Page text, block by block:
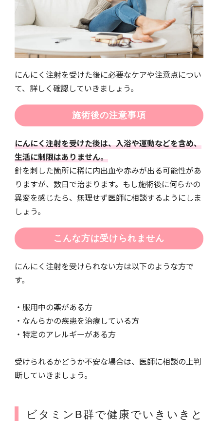
にんにく注射を受けた後に必要なケアや注意点につい
て、詳しく確認していきましょう。
施術後の注意事項
にんにく注射を受けた後は、入浴や運動などを含め、
生活に制限はありません。
針を刺した箇所に稀に内出血や赤みが出る可能性があ
りますが、数日で治まります。もし施術後に何らかの
異変を感じたら、無理せず医師に相談するようにしま
しょう。
こんな方は受けられません
にんにく注射を受けられない方は以下のような方で
す。
・服用中の薬がある方
・なんらかの疾患を治療している方
・特定のアレルギーがある方
受けられるかどうか不安な場合は、医師に相談の上判
断していきましょう。
ビタミンB群で健康でいきいきと